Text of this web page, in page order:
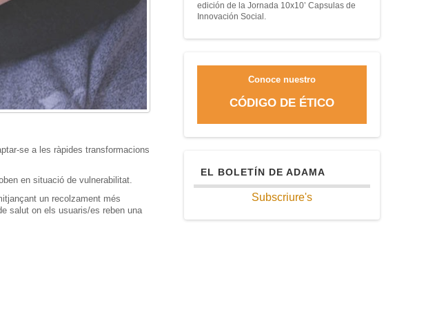
se a les ràpides transformacions
en situació de vulnerabilitat.
un recolzament més
salut on els usuaris/es reben una
edición de la Jornada 10x10’ Capsulas de
Innovación Social.
Conoce nuestro
CÓDIGO DE ÉTICO
EL BOLETÍN DE ADAMA
Subscriure's